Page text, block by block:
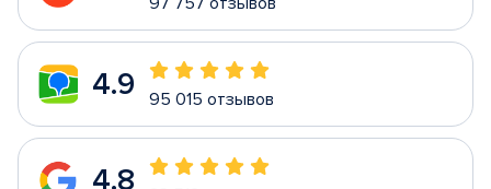
4.9 95 015 отзывов
4.8